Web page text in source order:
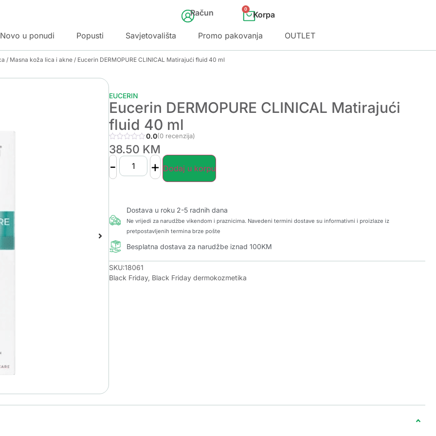
Račun 0
Novo u ponudi Popusti Savjetovališta Promo pakovanja OUTLET
/ Masna koža lica i akne / Eucerin DERMOPURE CLINICAL Matirajući fluid 40 ml
EUCERIN
Eucerin DERMOPURE CLINICAL Matirajući
fluid 40 ml
0.0(0 recenzija)
38.50 KM
- + Dodaj u korpu
Dostava u roku 2-5 radnih dana
Ne vrijedi za narudžbe vikendom i praznicima. Navedeni termini dostave su informativni i proizlaze iz
pretpostavljenih termina brze pošte
Besplatna dostava za narudžbe iznad 100KM
SKU:18061
Black Friday, Black Friday dermokozmetika